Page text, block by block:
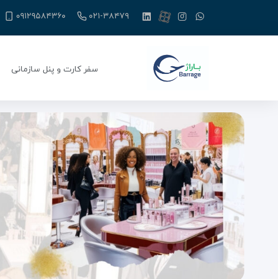
۰۲۱-۳۸۴۷۹ ۰۹۱۲۹۵۸۴۳۶۰
سفر کارت و پنل سازمانی